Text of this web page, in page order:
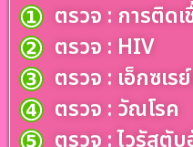
ตรวจ : การติด
ตรวจ : HIV
ตรวจ : เอ็กซเร
ตรวจ : วัณโรค
ตรวจ : ไวรัสตั